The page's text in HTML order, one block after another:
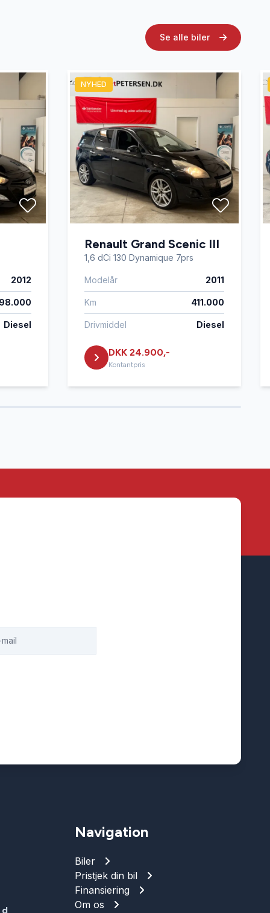
Se alle biler
2012
Diesel
NYHED
Renault Grand Scenic III
1,6 dCi 130 Dynamique 7prs
Modelår 2011
Km 411.000
Drivmiddel Diesel
DKK 24.900,-
Kontantpris
d
Navigation
Biler
Pristjek din bil
Finansiering
Om os